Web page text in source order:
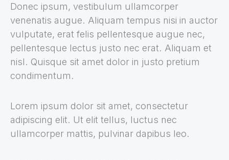
Donec ipsum, vestibulum ullamcorper
venenatis augue. Aliquam tempus nisi in auctor
vulputate, erat felis pellentesque augue nec,
pellentesque lectus justo nec erat. Aliquam et
nisl. Quisque sit amet dolor in justo pretium
condimentum.
Lorem ipsum dolor sit amet, consectetur
adipiscing elit. Ut elit tellus, luctus nec
ullamcorper mattis, pulvinar dapibus leo.